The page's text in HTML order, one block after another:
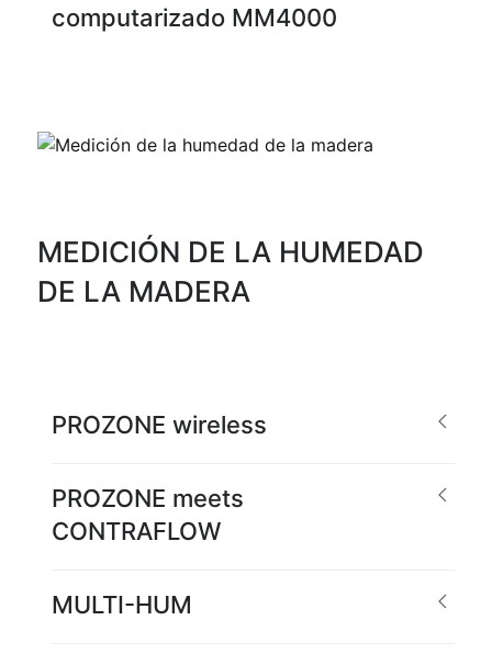
computarizado MM4000
MEDICIÓN DE LA HUMEDAD
DE LA MADERA
PROZONE wireless
PROZONE meets
CONTRAFLOW
MULTI-HUM